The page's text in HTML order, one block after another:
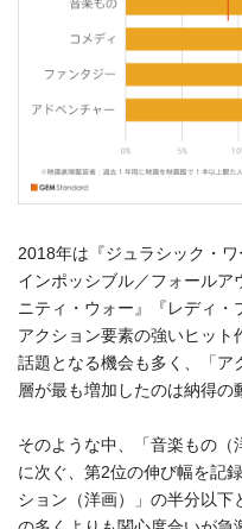
2018年は『ジュラシック・
インポッシブル／フォールア
ニティ・ウォー』『レディ・
アクション要素の強いヒット
話題となる機会も多く、「ア
層が最も増加したのは納得の
そのような中、「音楽もの（
に次ぐ、第2位の伸び幅を記
ション（洋画）」の半分以